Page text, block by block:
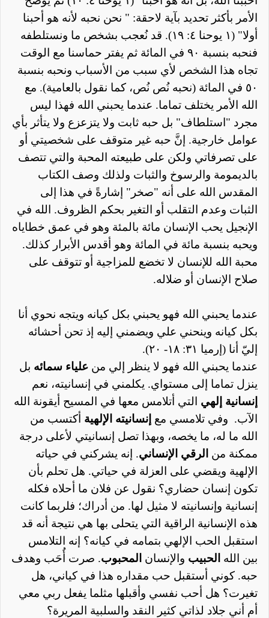
الأمر بأكثر تحديد بآية لاحقة: " نحن نحبه لأنه هو أحبنا
أولا" (١ يوحنا ٤: ١٩). قد نُعجب بشخص ما ونستلطفه
فنحبه بنسبة ٩٠ في المائة ثم يفتر حماسنا مع الوقت
تجاه هذا الشخص لأي سبب من الأسباب ونحبه بنسبة
٥٠ في المائة (نحبه نُص نُص، كما نقول بالعامية). مع
الله الأمر يختلف تماما. عندما يحبني الله فهذا ليس
مجرد "استلطاف" بل حبه ثابت ولا يتزعزع ولا يتأثر بأي
عوامل خارجية. إنَّ حبه غير متوقف على شخصيتي أو
على تصرفاتي ولكن على طبيعته المحبة والتي تتصف
بالديمومة والرسوخ والثبات ولذلك وصف الكتاب
المقدس الله على أنه "صخر" إشارةً في هذا إلى
الثبات وعدم التقلب أو التغير بحكم الظروف. الله في
الإنجيل يحب الإنسان مائة بالمئة وهو في عمق خطاياه
ويحبه بنسبة مائة في المائة وهو أقدس الأبرار كذلك.
محبة الله للإنسان لا تخضع للمزاجية أو تتوقف على
صلاح الإنسان أو ضلاله.
عندما يحبني الله فهو يحبني بكل كيانه ويتجه نحوي أنا
بكل كيانه وينحني علي ويضمني إليه إذ تحن أحشائه
إليّ أنا (إرميا ٣١: ١٨- ٢٠).
عندما يحبني الله فهو لا ينظر إلي من علياء سمائه بل
ينزل تماما إلى مستواي. يكلمني في إنسانيته، نعم
إنسانية إلهي التي أتلامس معها في المسيح أيقونة الله
الآب. وفي تلامسي مع إنسانيته الإلهية أكتسب من
الله ما له، ما يخصه، وبهذا تصل إنسانيتي لأعلى درجة
ممكنة من الرقي الإنساني. إنه يشركني في حياته
الإلهية ويقضي على العزلة في حياتي. هل تحلم بأن
تكون إنسان حضاري؟ نقول عن فلان ما أحلاه فكله
إنسانية وإنسانيته لا مثيل لها. من أدراك؛ فلربما كانت
هذه الإنسانية الراقية التي يتحلى بها هي نتيجة أنه قد
استقبل
الحب الإلهي بتمامه في كيانه؟ إنه التلامس
بين الله الحبيب والإنسان المحبوب. صرت أُحَب وهدف
حبه. كوني أستقبل حب مقداره هذا في كياني، هل
تغيرت؟ هل أحب نفسي وأقبلها مثلما يفعل ربي معي
أم أني جلاد لذاتي كثير النقد والسلبية المريرة؟